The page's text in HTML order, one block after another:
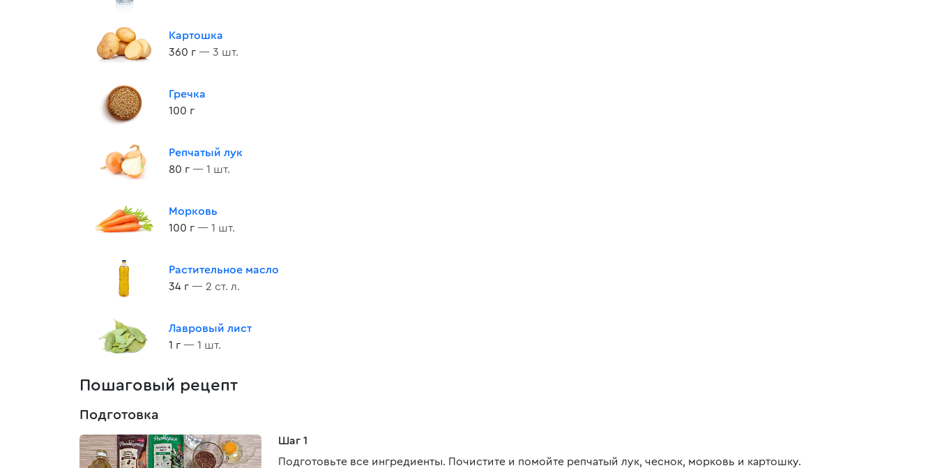
Картошка
360 г — 3 шт.
Гречка
100 г
Репчатый лук
80 г — 1 шт.
Морковь
100 г — 1 шт.
Растительное масло
34 г — 2 ст. л.
Лавровый лист
1 г — 1 шт.
Пошаговый рецепт
Подготовка
Шаг 1
Подготовьте все ингредиенты. Почистите и помойте репчатый лук, чеснок, морковь и картошку.